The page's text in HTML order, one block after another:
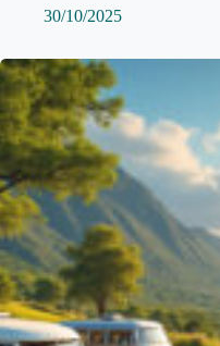
30/10/2025